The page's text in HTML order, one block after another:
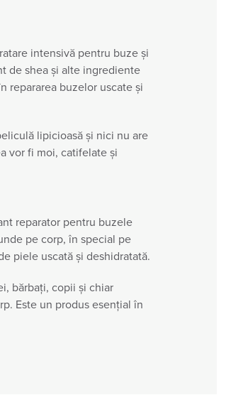
intensivă pentru buze și
de shea și alte ingrediente
repararea buzelor uscate și
lipicioasă și nici nu are
vor fi moi, catifelate și
reparator pentru buzele
pe corp, în special pe
piele uscată și deshidratată.
bărbați, copii și chiar
Este un produs esențial în